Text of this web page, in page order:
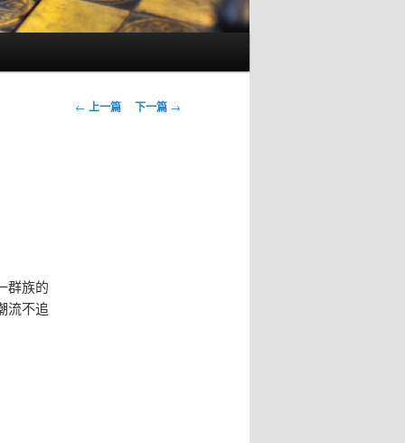
文
← 上一篇 下一篇 →
群族的
流不追